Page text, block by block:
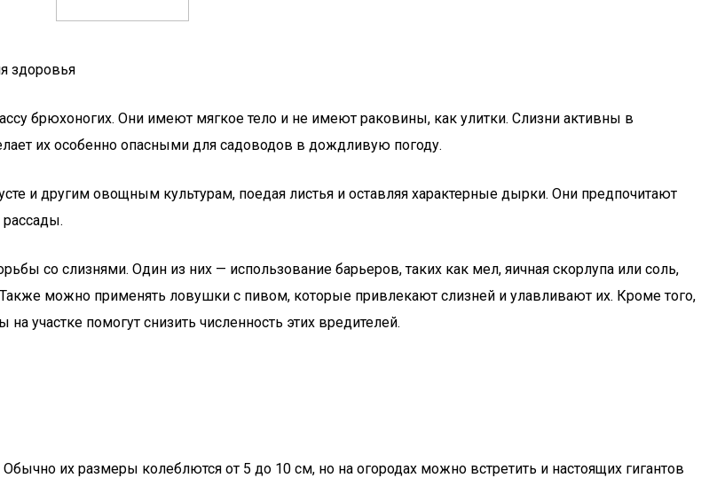
здоровья
брюхоногих. Они имеют мягкое тело и не имеют раковины, как улитки. Слизни активны в
их особенно опасными для садоводов в дождливую погоду.
и другим овощным культурам, поедая листья и оставляя характерные дырки. Они предпочитают
со слизнями. Один из них — использование барьеров, таких как мел, яичная скорлупа или соль,
можно применять ловушки с пивом, которые привлекают слизней и улавливают их. Кроме того,
участке помогут снизить численность этих вредителей.
их размеры колеблются от 5 до 10 см, но на огородах можно встретить и настоящих гигантов